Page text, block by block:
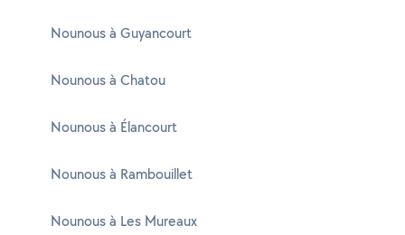
Nounous à Guyancourt
Nounous à Chatou
Nounous à Élancourt
Nounous à Rambouillet
Nounous à Les Mureaux